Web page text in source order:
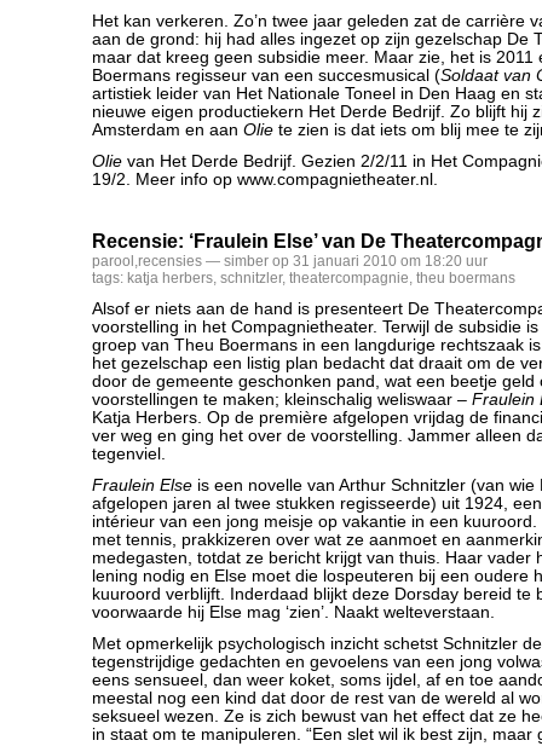
Het kan verkeren. Zo’n twee jaar geleden zat de carrière
aan de grond: hij had alles ingezet op zijn gezelschap De
maar dat kreeg geen subsidie meer. Maar zie, het is 2011
Boermans regisseur van een succesmusical (Soldaat van
artistiek leider van Het Nationale Toneel in Den Haag en
nieuwe eigen productiekern Het Derde Bedrijf. Zo blijft hij
Amsterdam en aan Olie te zien is dat iets om blij mee te
Olie van Het Derde Bedrijf. Gezien 2/2/11 in Het
19/2. Meer info op www.compagnietheater.nl.
Recensie: ‘Fraulein Else’ van De
parool ,recensies — simber op 31 januari 2010 om 18:20 uur
tags: katja herbers, schnitzler, theatercompagnie, theu boermans
Alsof er niets aan de hand is presenteert De
voorstelling in het Compagnietheater. Terwijl de subsidie
groep van Theu Boermans in een langdurige rechtszaak
het gezelschap een listig plan bedacht dat draait om de
door de gemeente geschonken pand, wat een beetje geld
voorstellingen te maken; kleinschalig weliswaar – Fraulein
Katja Herbers. Op de première afgelopen vrijdag de
ver weg en ging het over de voorstelling. Jammer alleen
tegenviel.
Fraulein Else is een novelle van Arthur Schnitzler (van wie
afgelopen jaren al twee stukken regisseerde) uit 1924,
intérieur van een jong meisje op vakantie in een
met tennis, prakkizeren over wat ze aanmoet en
medegasten, totdat ze bericht krijgt van thuis. Haar vader
lening nodig en Else moet die lospeuteren bij een oudere
kuuroord verblijft. Inderdaad blijkt deze Dorsday bereid te
voorwaarde hij Else mag ‘zien’. Naakt welteverstaan.
Met opmerkelijk psychologisch inzicht schetst Schnitzler
tegenstrijdige gedachten en gevoelens van een jong
eens sensueel, dan weer koket, soms ijdel, af en toe
meestal nog een kind dat door de rest van de wereld al
seksueel wezen. Ze is zich bewust van het effect dat ze
in staat om te manipuleren. “Een slet wil ik best zijn, maar